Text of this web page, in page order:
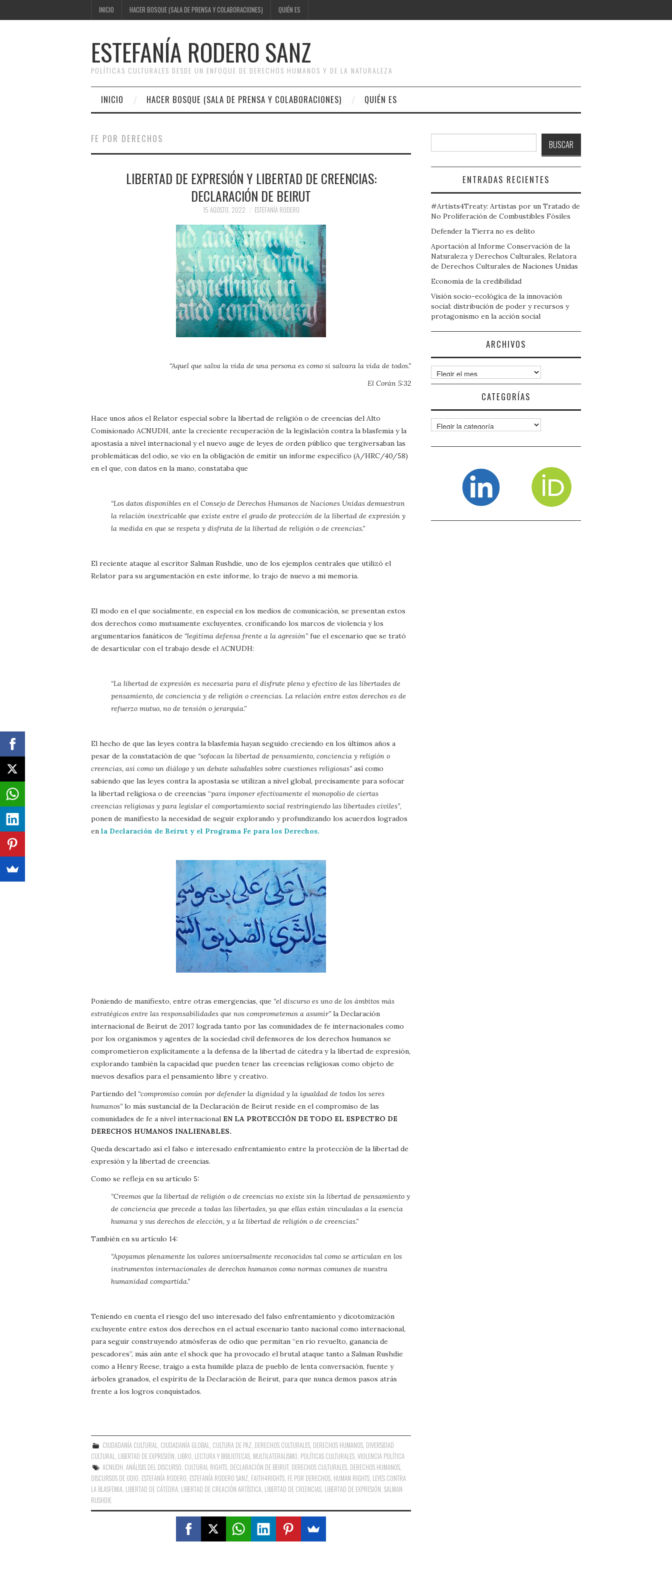
INICIO HACER BOSQUE (SALA DE PRENSA Y COLABORACIONES) QUIÉN ES
ESTEFANÍA RODERO SANZ
POLÍTICAS CULTURALES DESDE UN ENFOQUE DE DERECHOS HUMANOS Y DE LA NATURALEZA
INICIO HACER BOSQUE (SALA DE PRENSA Y COLABORACIONES) QUIÉN ES
FE POR DERECHOS
LIBERTAD DE EXPRESIÓN Y LIBERTAD DE CREENCIAS:
DECLARACIÓN DE BEIRUT
15 AGOSTO, 2022 ESTEFANÍA RODERO
“Aquel que salva la vida de una persona es como si salvara la vida de todos.”
El Corán 5:32
Hace unos años el Relator especial sobre la libertad de religión o de creencias del Alto
Comisionado ACNUDH, ante la creciente recuperación de la legislación contra la blasfemia y la
apostasía a nivel internacional y el nuevo auge de leyes de orden público que tergiversaban las
problemáticas del odio, se vio en la obligación de emitir un informe específico (A/HRC/40/58)
en el que, con datos en la mano, constataba que
“Los datos disponibles en el Consejo de Derechos Humanos de Naciones Unidas demuestran
la relación inextricable que existe entre el grado de protección de la libertad de expresión y
la medida en que se respeta y disfruta de la libertad de religión o de creencias.”
El reciente ataque al escritor Salman Rushdie, uno de los ejemplos centrales que utilizó el
Relator para su argumentación en este informe, lo trajo de nuevo a mi memoria.
El modo en el que socialmente, en especial en los medios de comunicación, se presentan estos
dos derechos como mutuamente excluyentes, cronificando los marcos de violencia y los
argumentarios fanáticos de “legítima defensa frente a la agresión” fue el escenario que se trató
de desarticular con el trabajo desde el ACNUDH:
“La libertad de expresión es necesaria para el disfrute pleno y efectivo de las libertades de
pensamiento, de conciencia y de religión o creencias. La relación entre estos derechos es de
refuerzo mutuo, no de tensión o jerarquía.”
El hecho de que las leyes contra la blasfemia hayan seguido creciendo en los últimos años a
pesar de la constatación de que “sofocan la libertad de pensamiento, conciencia y religión o
creencias, así como un diálogo y un debate saludables sobre cuestiones religiosas” así como
sabiendo que las leyes contra la apostasía se utilizan a nivel global, precisamente para sofocar
la libertad religiosa o de creencias “para imponer efectivamente el monopolio de ciertas
creencias religiosas y para legislar el comportamiento social restringiendo las libertades civiles”,
ponen de manifiesto la necesidad de seguir explorando y profundizando los acuerdos logrados
en la Declaración de Beirut y el Programa Fe para los Derechos.
Poniendo de manifiesto, entre otras emergencias, que “el discurso es uno de los ámbitos más
estratégicos entre las responsabilidades que nos comprometemos a asumir” la Declaración
internacional de Beirut de 2017 lograda tanto por las comunidades de fe internacionales como
por los organismos y agentes de la sociedad civil defensores de los derechos humanos se
comprometieron explícitamente a la defensa de la libertad de cátedra y la libertad de expresión,
explorando también la capacidad que pueden tener las creencias religiosas como objeto de
nuevos desafíos para el pensamiento libre y creativo.
Partiendo del “compromiso común por defender la dignidad y la igualdad de todos los seres
humanos” lo más sustancial de la Declaración de Beirut reside en el compromiso de las
comunidades de fe a nivel internacional EN LA PROTECCIÓN DE TODO EL ESPECTRO DE
DERECHOS HUMANOS INALIENABLES.
Queda descartado así el falso e interesado enfrentamiento entre la protección de la libertad de
expresión y la libertad de creencias.
Como se refleja en su artículo 5:
“Creemos que la libertad de religión o de creencias no existe sin la libertad de pensamiento y
de conciencia que precede a todas las libertades, ya que ellas están vinculadas a la esencia
humana y sus derechos de elección, y a la libertad de religión o de creencias.”
También en su artículo 14:
“Apoyamos plenamente los valores universalmente reconocidos tal como se articulan en los
instrumentos internacionales de derechos humanos como normas comunes de nuestra
humanidad compartida.”
Teniendo en cuenta el riesgo del uso interesado del falso enfrentamiento y dicotomización
excluyente entre estos dos derechos en el actual escenario tanto nacional como internacional,
para seguir construyendo atmósferas de odio que permitan “en río revuelto, ganancia de
pescadores”, más aún ante el shock que ha provocado el brutal ataque tanto a Salman Rushdie
como a Henry Reese, traigo a esta humilde plaza de pueblo de lenta conversación, fuente y
árboles granados, el espíritu de la Declaración de Beirut, para que nunca demos pasos atrás
frente a los logros conquistados.
CIUDADANÍA CULTURAL CIUDADANÍA GLOBAL CULTURA DE PAZ DERECHOS CULTURALES DERECHOS HUMANOS DIVERSIDAD
CULTURAL LIBERTAD DE EXPRESIÓN LIBRO, LECTURA Y BIBLIOTECAS MULTILATERALISMO POLÍTICAS CULTURALES VIOLENCIA POLÍTICA
ACNUDH ,ANÁLISIS DEL DISCURSO CULTURAL RIGHTS DECLARACIÓN DE BEIRUT, DERECHOS CULTURALES DERECHOS HUMANOS
DISCURSOS DE ODIO ESTEFANÍA RODERO ESTEFANÍA RODERO SANZ FAITH4RIGHTS FE POR DERECHOS HUMAN RIGHTS LEYES CONTRA
LA BLASFEMIA LIBERTAD DE CÁTEDRA LIBERTAD DE CREACIÓN ARTÍSTICA LIBERTAD DE CREENCIAS LIBERTAD DE EXPRESIÓN SALMAN
RUSHDIE
BUSCAR
ENTRADAS RECIENTES
#Artists4Treaty: Artistas por un Tratado de
No Proliferación de Combustibles Fósiles
Defender la Tierra no es delito
Aportación al Informe Conservación de la
Naturaleza y Derechos Culturales, Relatora
de Derechos Culturales de Naciones Unidas
Economía de la credibilidad
Visión socio-ecológica de la innovación
social: distribución de poder y recursos y
protagonismo en la acción social
ARCHIVOS
Archivos
CATEGORÍAS
Categorías